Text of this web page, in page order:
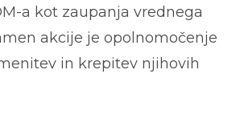
a kot zaupanja vrednega
akcije je opolnomočenje
in krepitev njihovih